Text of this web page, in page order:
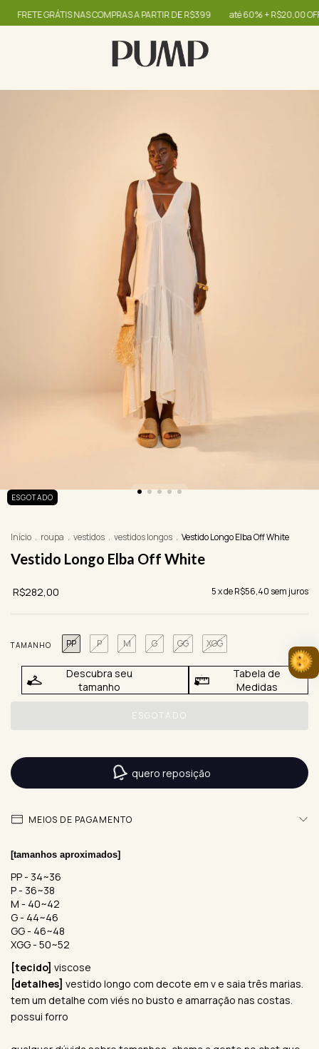
FRETE GRÁTIS NAS COMPRAS A PARTIR DE R$399 até 60% + R$20,00 OFF -
ESGOTADO
Início . roupa . vestidos . vestidos longos . Vestido Longo Elba Off White
Vestido Longo Elba Off White
R$282,00 5x deR$56,40 sem juros
TAMANHO PP P M G GG XGG
Descubra seu
tamanho
Tabela de
Medidas
quero reposição
MEIOS DE PAGAMENTO
[tamanhos aproximados]
PP - 34~36
P - 36~38
M - 40~42
G - 44~46
GG - 46~48
XGG - 50~52
[tecido] viscose
[detalhes] vestido longo com decote em v e saia três marias.
tem um detalhe com viés no busto e amarração nas costas.
possui forro